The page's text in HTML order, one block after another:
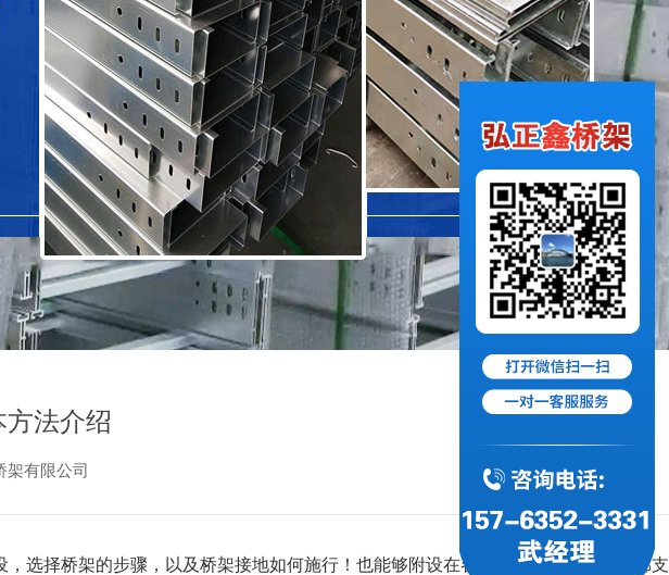
法介绍
架有限公司
选择桥架的步骤，以及桥架接地如何施行！也能够附设在各种建（构）筑物和管廊支